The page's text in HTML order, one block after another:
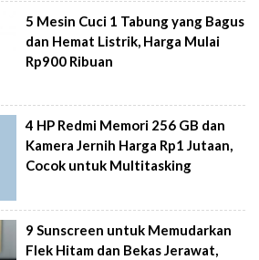
5 Mesin Cuci 1 Tabung yang Bagus
dan Hemat Listrik, Harga Mulai
Rp900 Ribuan
4 HP Redmi Memori 256 GB dan
Kamera Jernih Harga Rp1 Jutaan,
Cocok untuk Multitasking
9 Sunscreen untuk Memudarkan
Flek Hitam dan Bekas Jerawat,